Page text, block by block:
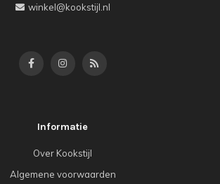
winkel@kookstijl.nl
Informatie
Over Kookstijl
Algemene voorwaarden